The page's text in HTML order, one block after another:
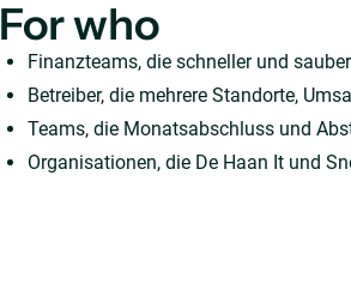
For who
Finanzteams, die schneller und
Betreiber, die mehrere Standorte,
Teams, die Monatsabschluss und
Organisationen, die De Haan It und